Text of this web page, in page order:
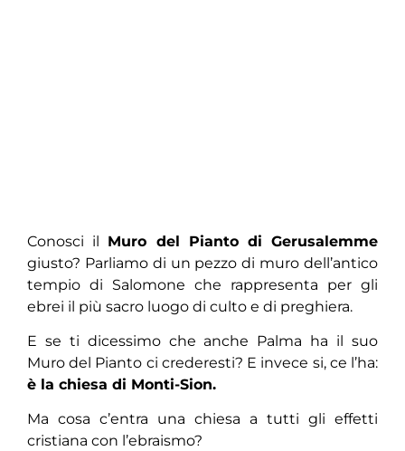
Conosci il Muro del Pianto di Gerusalemme
giusto? Parliamo di un pezzo di muro dell’antico
tempio di Salomone che rappresenta per gli
ebrei il più sacro luogo di culto e di preghiera.
E se ti dicessimo che anche Palma ha il suo
Muro del Pianto ci crederesti? E invece si, ce l’ha:
è la chiesa di Monti-Sion.
Ma cosa c’entra una chiesa a tutti gli effetti
cristiana con l’ebraismo?